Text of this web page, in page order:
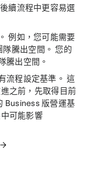
續流程中更容易選
例如，您可能需要
騰出空間。 您的
騰出空間。
流程設定基準。 這
之前，先取得目前
Business 版營運基
可能影響